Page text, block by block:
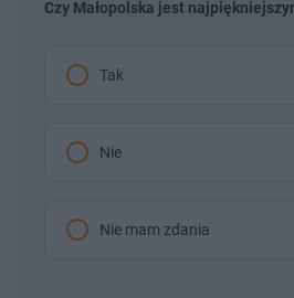
Czy Małopolska jest
Tak
Nie
Nie mam zdania